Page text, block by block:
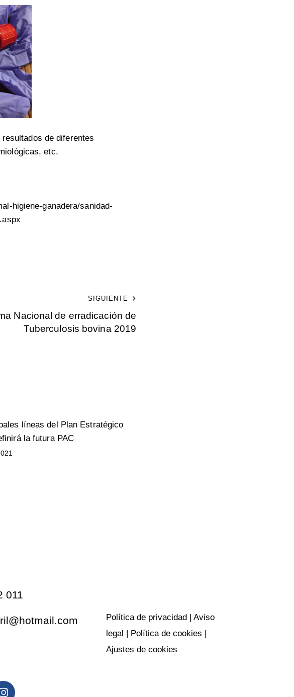
de diferentes
etc.
higiene-ganadera/sanidad-
SIGUIENTE
Nacional de erradicación de
Tuberculosis bovina 2019
líneas del Plan Estratégico
la futura PAC
011
Política de privacidad
Aviso
legal
Política de cookies
Ajustes de cookies